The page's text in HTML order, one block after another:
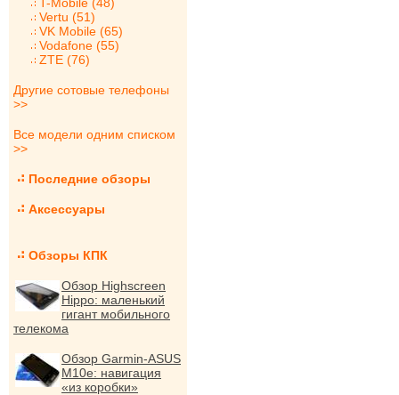
Vertu (51)
VK Mobile (65)
Vodafone (55)
ZTE (76)
Другие сотовые телефоны
>>
Все модели одним списком
>>
Последние обзоры
Аксессуары
Обзоры КПК
Обзор Highscreen
Hippo: маленький
гигант мобильного
телекома
Обзор Garmin-ASUS
M10e: навигация
«из коробки»